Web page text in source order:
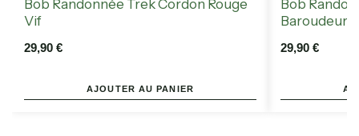
Bob Randonnée Trek Cordon Rouge
Vif
29,90 €
AJOUTER AU PANIER
Bob
Baroudeur
29,90 €